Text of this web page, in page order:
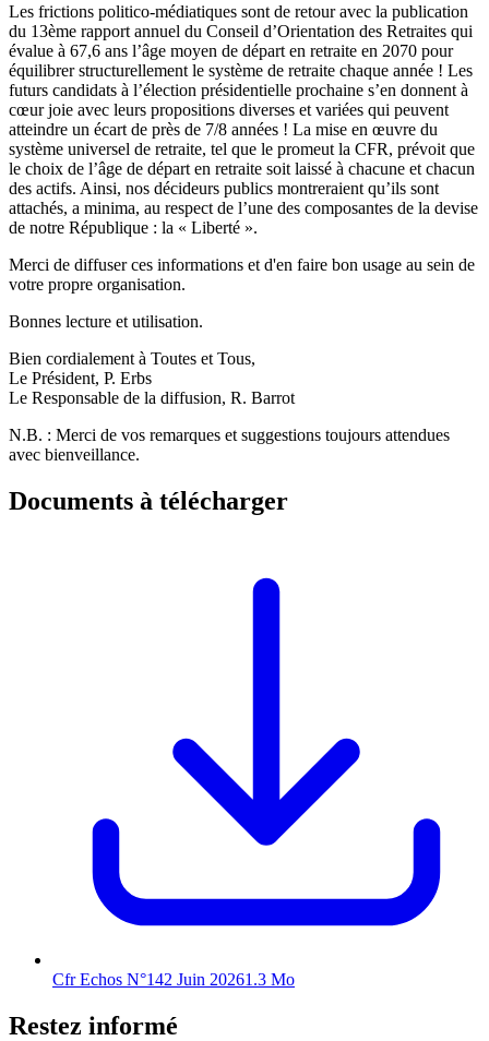
Les frictions politico-médiatiques sont de retour avec la publication
du 13ème rapport annuel du Conseil d’Orientation des Retraites qui
évalue à 67,6 ans l’âge moyen de départ en retraite en 2070 pour
équilibrer structurellement le système de retraite chaque année ! Les
futurs candidats à l’élection présidentielle prochaine s’en donnent à
cœur joie avec leurs propositions diverses et variées qui peuvent
atteindre un écart de près de 7/8 années ! La mise en œuvre du
système universel de retraite, tel que le promeut la CFR, prévoit que
le choix de l’âge de départ en retraite soit laissé à chacune et chacun
des actifs. Ainsi, nos décideurs publics montreraient qu’ils sont
attachés, a minima, au respect de l’une des composantes de la devise
de notre République : la « Liberté ».
Merci de diffuser ces informations et d'en faire bon usage au sein de
votre propre organisation.
Bonnes lecture et utilisation.
Bien cordialement à Toutes et Tous,
Le Président, P. Erbs
Le Responsable de la diffusion, R. Barrot
N.B. : Merci de vos remarques et suggestions toujours attendues
avec bienveillance.
Documents à télécharger
Cfr Echos N°142 Juin 20261.3 Mo
Restez informé